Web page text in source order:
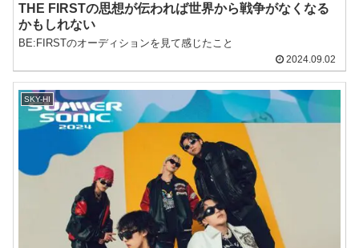
THE FIRSTの思想が伝われば世界から戦争がなくなる
かもしれない
BE:FIRSTのオーディションを見て感じたこと
2024.09.02
SKY-HI